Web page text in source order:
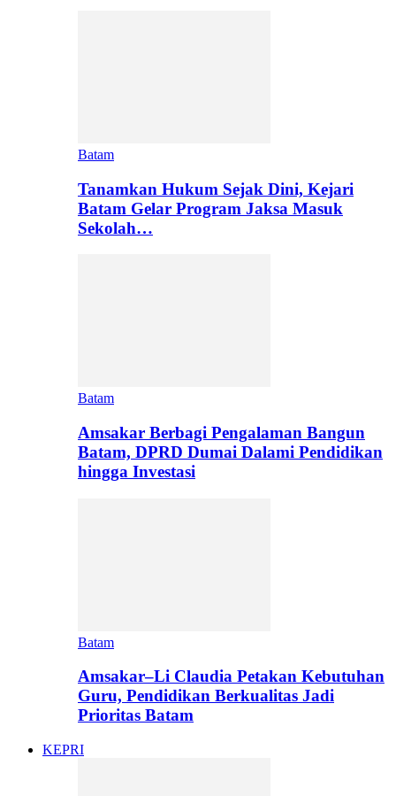
Batam
Tanamkan Hukum Sejak Dini, Kejari
Batam Gelar Program Jaksa Masuk
Sekolah…
Batam
Amsakar Berbagi Pengalaman Bangun
Batam, DPRD Dumai Dalami Pendidikan
hingga Investasi
Batam
Amsakar–Li Claudia Petakan Kebutuhan
Guru, Pendidikan Berkualitas Jadi
Prioritas Batam
KEPRI